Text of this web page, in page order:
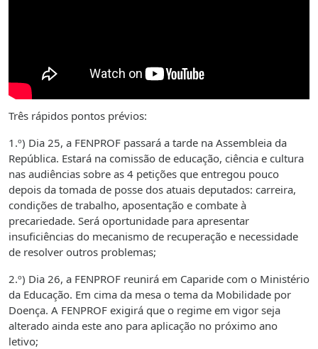
Três rápidos pontos prévios:
1.º) Dia 25, a FENPROF passará a tarde na Assembleia da
República. Estará na comissão de educação, ciência e cultura
nas audiências sobre as 4 petições que entregou pouco
depois da tomada de posse dos atuais deputados: carreira,
condições de trabalho, aposentação e combate à
precariedade. Será oportunidade para apresentar
insuficiências do mecanismo de recuperação e necessidade
de resolver outros problemas;
2.º) Dia 26, a FENPROF reunirá em Caparide com o Ministério
da Educação. Em cima da mesa o tema da Mobilidade por
Doença. A FENPROF exigirá que o regime em vigor seja
alterado ainda este ano para aplicação no próximo ano
letivo;